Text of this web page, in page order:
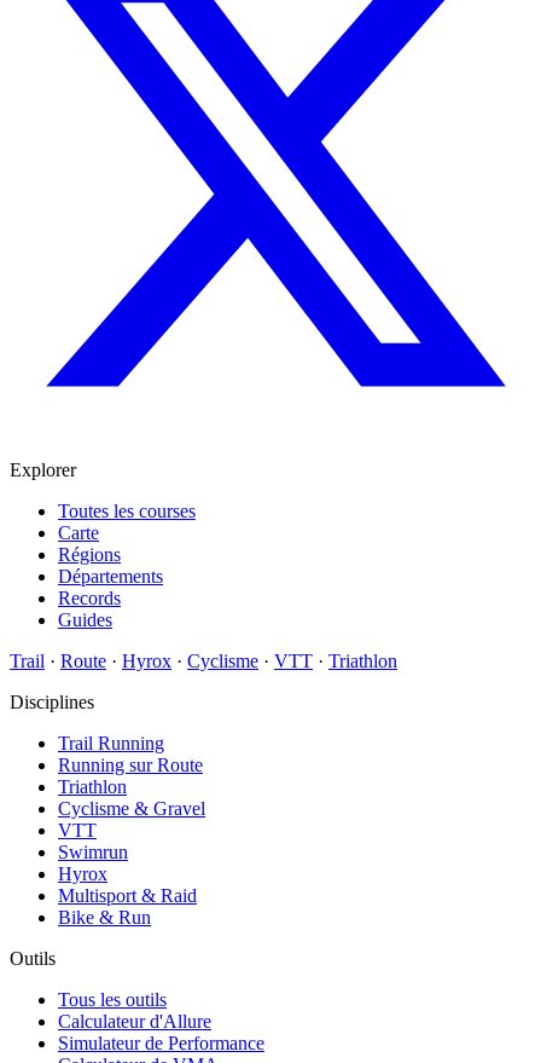
Explorer
Toutes les courses
Carte
Régions
Départements
Records
Guides
Trail · Route · Hyrox · Cyclisme · VTT · Triathlon
Disciplines
Trail Running
Running sur Route
Triathlon
Cyclisme & Gravel
VTT
Swimrun
Hyrox
Multisport & Raid
Bike & Run
Outils
Tous les outils
Calculateur d'Allure
Simulateur de Performance